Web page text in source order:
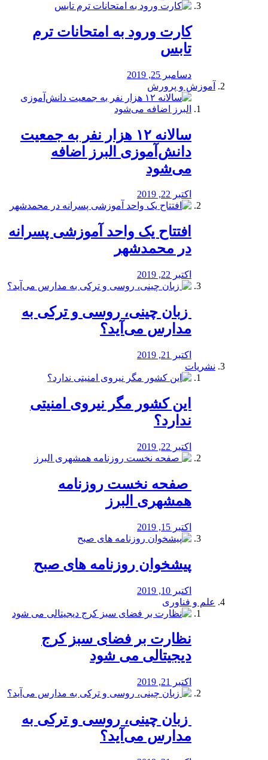
کارت ورود به امتحانات ترم
تابس
دسامبر 25, 2019
آموزش و پرورش
️سالانه ۱۲ هزار نفر به جمعیت
دانش‌آموزی البرز اضافه
می‌شود
اکتبر 22, 2019
افتتاح یک واحد آموزشی پسرانه
در محمدشهر
اکتبر 22, 2019
️ زبان چینی، روسی و ترکی به
مدارس می‌آید؟
اکتبر 21, 2019
نشریات
این کشور مگر نیروی امنیتی
ندارد؟
اکتبر 22, 2019
️ صفحه نخست روزنامه‌
همشهری البرز
اکتبر 15, 2019
پیشخوان روزنامه های صبح
اکتبر 10, 2019
علم و فناوری
نظارت بر فضای سبز کرج
دیجیتالی می شود
اکتبر 21, 2019
️ زبان چینی، روسی و ترکی به
مدارس می‌آید؟